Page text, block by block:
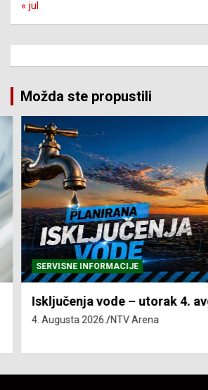
« jul
Možda ste propustili
SERVISNE INFORMACIJE
Isključenja vode – utorak 4.
4. Augusta 2026. NTV Arena